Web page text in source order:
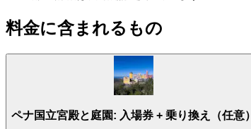
料金に含まれるもの
ペナ国立宮殿と庭園: 入場券 + 乗り換え（任意）